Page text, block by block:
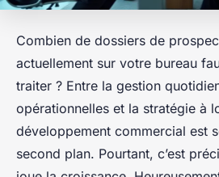
Combien de dossiers de
actuellement sur votre bureau
traiter ? Entre la gestion
opérationnelles et la stratégie à
développement commercial est
second plan. Pourtant, c’est